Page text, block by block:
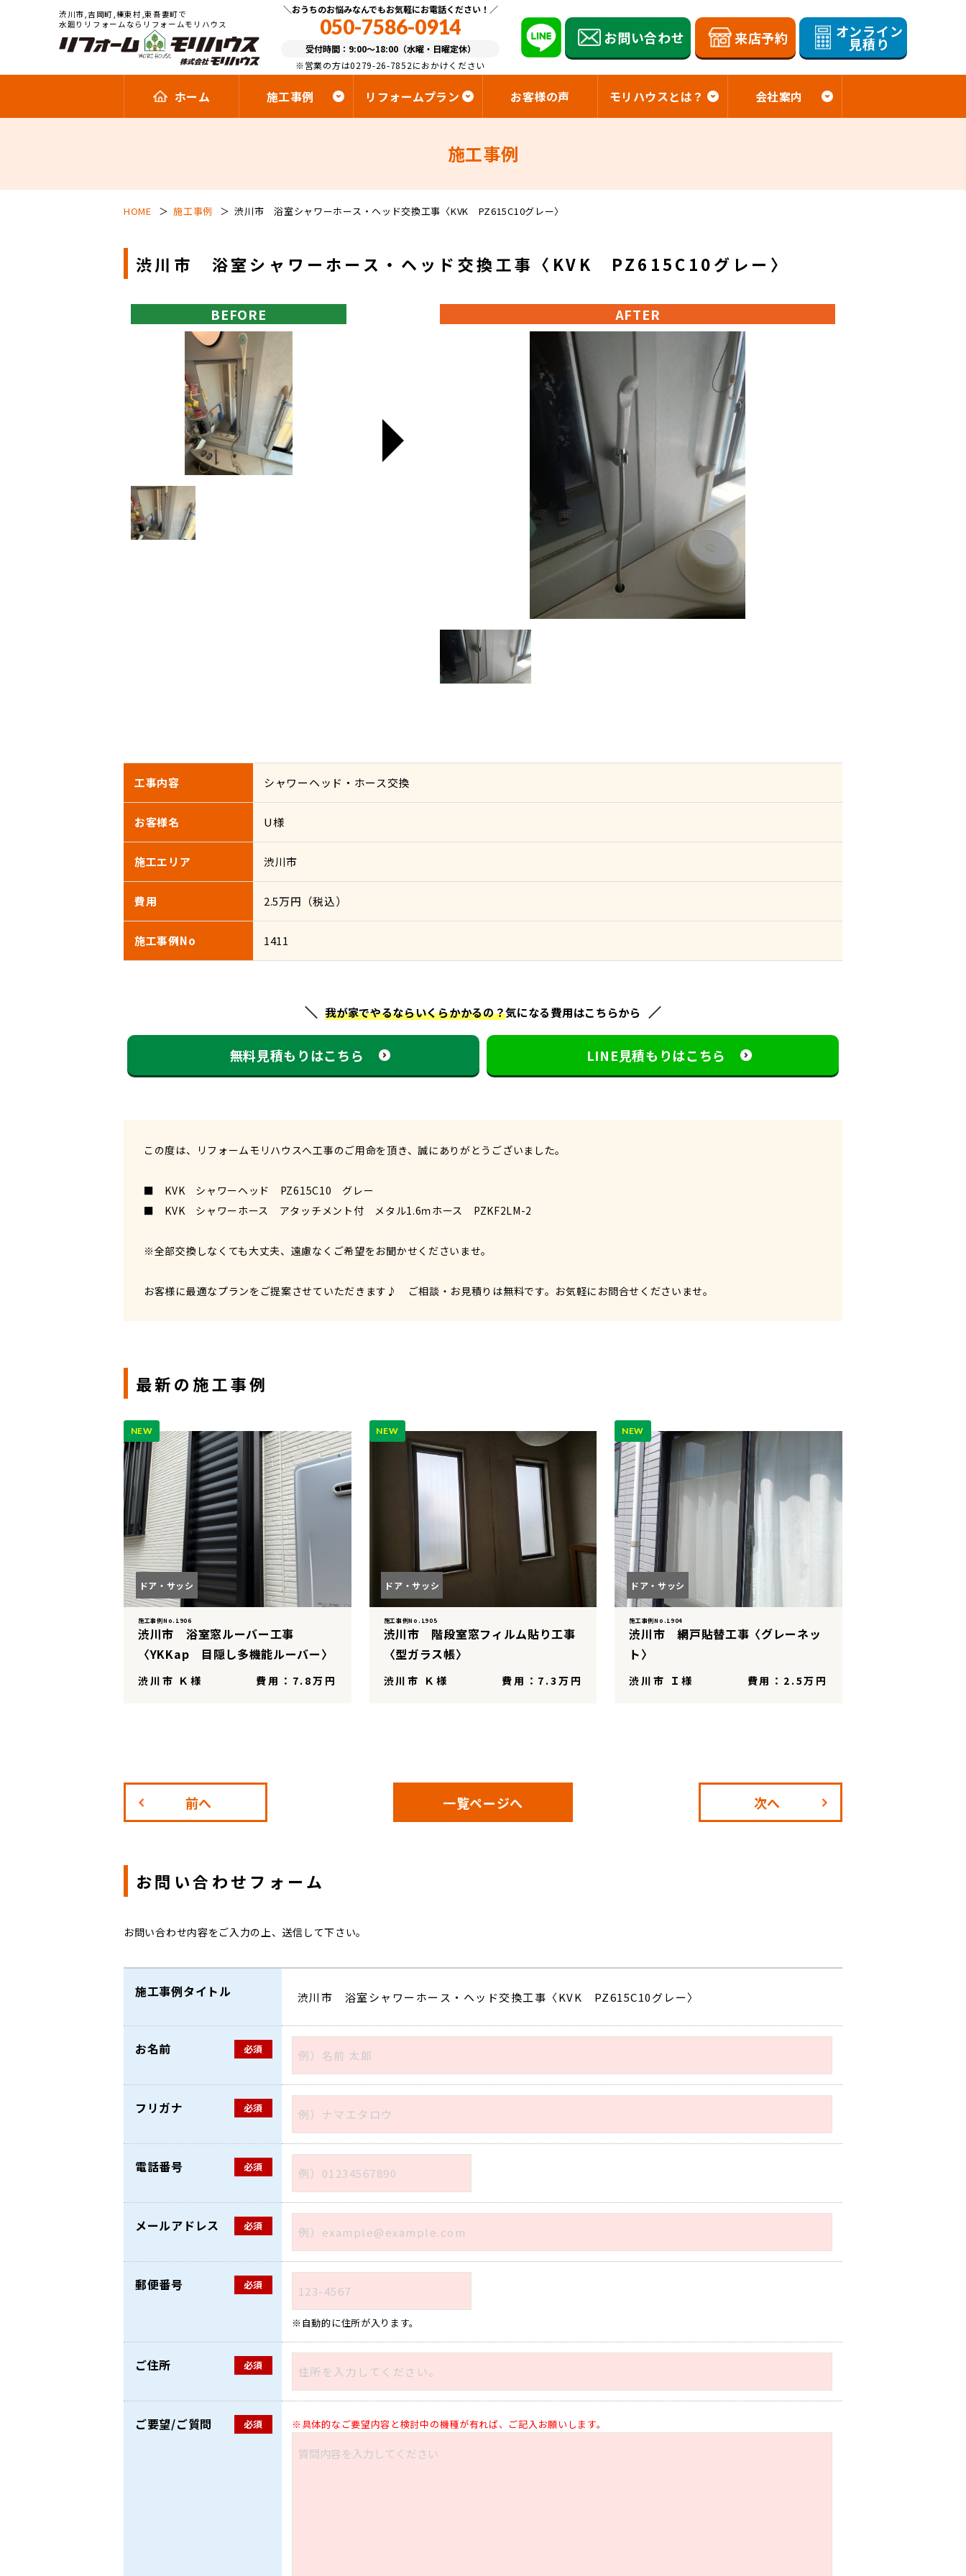
渋川市,吉岡町,榛東村,東吾妻町で
水廻りリフォームならリフォームモリハウス
おうちのお悩みなんでもお気軽にお電話ください！
050-7586-0914
受付時間：9:00～18:00（水曜・日曜定休）
※営業の方は0279-26-7852におかけください
お問い合わせ 来店予約 オンライン
見積り
ホーム 施工事例 リフォームプラン お客様の声 モリハウスとは？ 会社案内
施工事例
HOME 施工事例 渋川市 浴室シャワーホース・ヘッド交換工事〈KVK PZ615C10グレー〉
渋川市 浴室シャワーホース・ヘッド交換工事〈KVK PZ615C10グレー〉
AFTER
BEFORE
工事内容 シャワーヘッド・ホース交換
お客様名 U様
施工エリア 渋川市
費用 2.5万円（税込）
施工事例No 1411
我が家でやるならいくらかかるの？気になる費用はこちらから
無料見積もりはこちら LINE見積もりはこちら
この度は、リフォームモリハウスへ工事のご用命を頂き、誠にありがとうございました。
■ KVK シャワーヘッド PZ615C10 グレー
■ KVK シャワーホース アタッチメント付 メタル1.6ｍホース PZKF2LM-2
※全部交換しなくても大丈夫、遠慮なくご希望をお聞かせくださいませ。
お客様に最適なプランをご提案させていただきます♪ ご相談・お見積りは無料です。お気軽にお問合せくださいませ。
最新の施工事例
NEW
ドア・サッシ
施工事例No.1906
渋川市 浴室窓ルーバー工事
〈YKKap 目隠し多機能ルーバー〉
渋川市 Ｋ様 費用：7.8万円
NEW
ドア・サッシ
施工事例No.1905
渋川市 階段室窓フィルム貼り工事
〈型ガラス帳〉
渋川市 Ｋ様 費用：7.3万円
NEW
ドア・サッシ
施工事例No.1904
渋川市 網戸貼替工事〈グレーネッ
ト〉
渋川市 Ｉ様 費用：2.5万円
前へ 一覧ページへ 次へ
お問い合わせフォーム
お問い合わせ内容をご入力の上、送信して下さい。
施工事例タイトル
お名前 必須
フリガナ 必須
電話番号 必須
メールアドレス 必須
郵便番号 必須
自動的に住所が入ります。
ご住所 必須
ご要望/ご質問 必須 具体的なご要望内容と検討中の機種が有れば、ご記入お願いします。